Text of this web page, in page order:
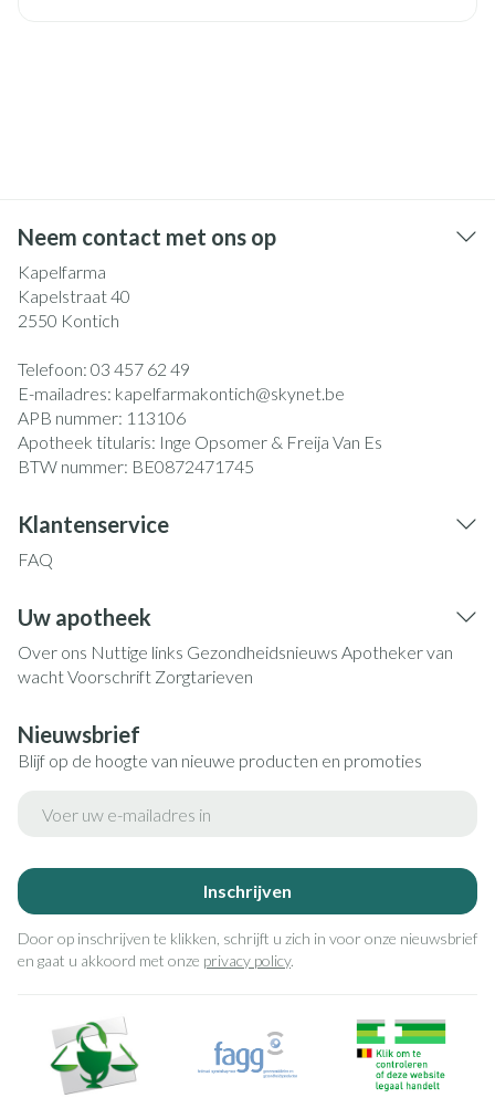
Neem contact met ons op
Kapelfarma
Kapelstraat 40
2550 Kontich
Telefoon: 03 457 62 49
E-mailadres: kapelfarmakontich@skynet.be
APB nummer: 113106
Apotheek titularis: Inge Opsomer & Freija Van Es
BTW nummer: BE0872471745
Klantenservice
FAQ
Uw apotheek
Over ons Nuttige links Gezondheidsnieuws Apotheker van
wachtVoorschrift Zorgtarieven
Nieuwsbrief
Blijf op de hoogte van nieuwe producten en promoties
Inschrijven
Door op inschrijven te klikken, schrijft u zich in voor onze nieuwsbrief
en gaat u akkoord met onze privacy policy.